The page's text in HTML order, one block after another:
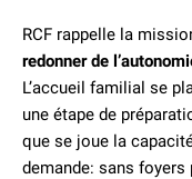
RCF rappelle la
redonner de
L’accueil familial se
une étape de
que se joue la
demande: sans